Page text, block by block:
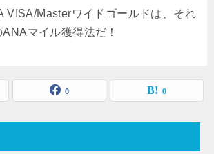
VISA/Masterワイドゴールドは、それ
マイル獲得法だ！
0 0